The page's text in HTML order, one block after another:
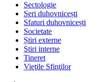
Sectologie
Seri duhovnicești
Sfaturi duhovnicești
Societate
Știri externe
Ştiri interne
Tineret
Vieţile Sfinţilor